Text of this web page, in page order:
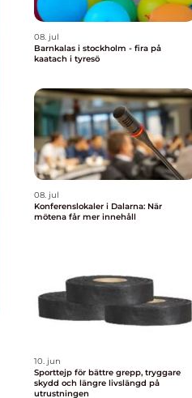
08. jul
Barnkalas i stockholm - fira på
kaatach i tyresö
08. jul
Konferenslokaler i Dalarna: När
mötena får mer innehåll
10. jun
Sporttejp för bättre grepp, tryggare
skydd och längre livslängd på
utrustningen